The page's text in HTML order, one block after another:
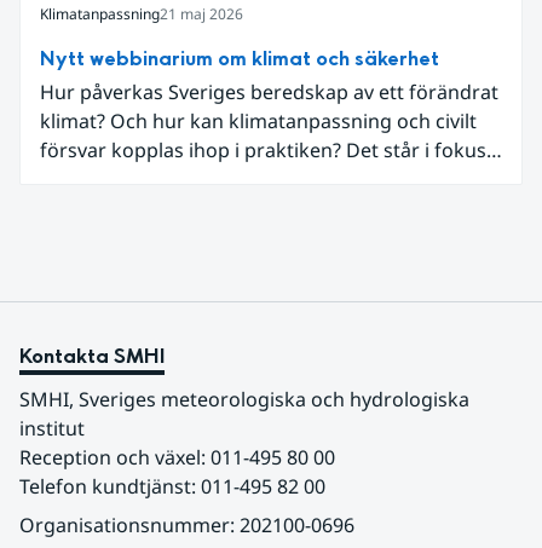
ligger nära älven. När Trafikverket skulle säkra
vägen valde myndigheten, tillsammans med
Statens geotekniska institut (SGI), att arbeta med
naturbaserade erosionsskydd där teknisk
säkerhet kombineras med biologisk mångfald och
hänsyn till landskapet.
Klimatanpassning21 maj 2026
Nytt webbinarium om klimat och säkerhet
Hur påverkas Sveriges beredskap av ett förändrat
klimat? Och hur kan klimatanpassning och civilt
försvar kopplas ihop i praktiken? Det står i fokus i
Kontakta SMHI
SMHI, Sveriges meteorologiska och hydrologiska
institut
Reception och växel: 011-495 80 00
Telefon kundtjänst: 011-495 82 00
Organisationsnummer: 202100-0696